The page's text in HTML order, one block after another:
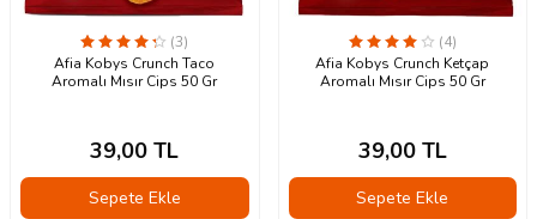
(3)
Afia Kobys Crunch Taco
Aromalı Mısır Cips 50 Gr
39,00 TL
Sepete Ekle
(4)
Afia Kobys Crunch Ketçap
Aromalı Mısır Cips 50 Gr
39,00TL
Sepete Ekle